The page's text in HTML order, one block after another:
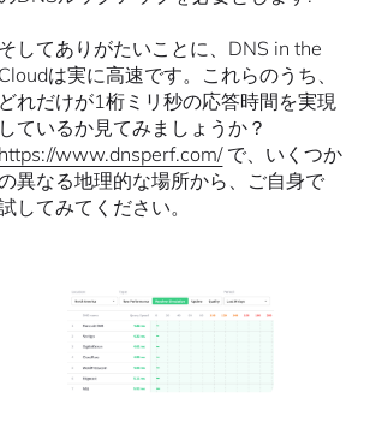
そしてありがたいことに、DNS in the
Cloudは実に高速です。これらのうち、
どれだけが1桁ミリ秒の応答時間を実現
しているか見てみましょうか？
https://www.dnsperf.com/で、いくつか
異なる地理的な場所から、ご自身で
してみてください。